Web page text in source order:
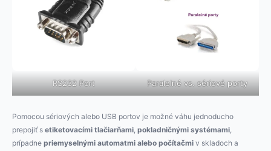
RS232 Port Paralelné vs. sériové porty
Pomocou sériových alebo USB portov je možné váhu jednoducho
prepojiť s etiketovacími tlačiarňami, pokladničnými systémami,
prípadne priemyselnými automatmi alebo počítačmi v skladoch a